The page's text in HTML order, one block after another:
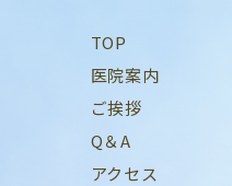
TOP
医院案内
ご挨拶
Q＆A
アクセス